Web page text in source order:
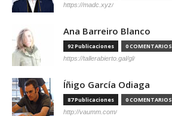
https://madc.xyz/
Ana Barreiro Blanco
92 Publicaciones 0 COMENTARIOS
https://tallerabierto.gal/gl/
Íñigo García Odiaga
87 Publicaciones 0 COMENTARIOS
http://vaumm.com/